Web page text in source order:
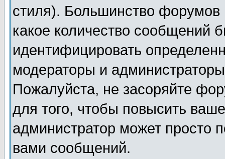
стиля). Большинство форумов
какое количество сообщений
идентифицировать
модераторы и
Пожалуйста, не засоряйте
для того, чтобы повысить
администратор может просто
вами сообщений.